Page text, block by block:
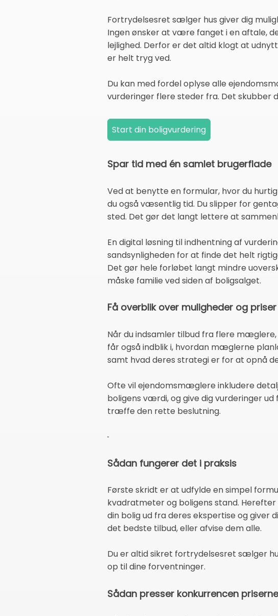
Fortrydelsesret sælger hus giver dig
Ingen ønsker at være fanget i en aftale,
lejlighed. Derfor er det altid klogt at
er helt tryg ved.
Du kan med fordel oplyse alle
vurderinger flere steder fra. Det skubber
Spar tid med én samlet brugerflade
Ved at benytte en formular, hvor du
du også væsentlig tid. Du slipper for
sted. Det gør det langt lettere at
En digital løsning til indhentning af
sandsynligheden for at finde det helt
Det gør hele forløbet langt mindre
måske familie ved siden af boligsalget.
Få overblik over muligheder og priser
Når du indsamler tilbud fra flere
får også indblik i, hvordan mæglerne
samt hvad deres strategi er for at opnå
Ofte vil ejendomsmæglere inkludere
boligens værdi, og give dig vurderinger
træffe den rette beslutning.
Sådan fungerer det i praksis
Første skridt er at udfylde en simpel
kvadratmeter og boligens stand.
din bolig ud fra deres ekspertise og
det bedste tilbud, eller afvise dem alle.
Du er altid sikret fortrydelsesret sælger
op til dine forventninger.
Sådan presser konkurrencen